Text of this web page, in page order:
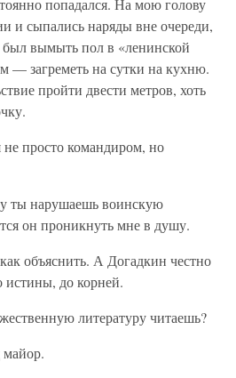
попадался. На мою голову
и сыпались наряды вне очереди,
вымыть пол в «ленинской
— загреметь на сутки на кухню.
пройти двести метров, хоть
просто командиром, но
ты нарушаешь воинскую
он проникнуть мне в душу.
объяснить. А Догадкин честно
истины, до корней.
литературу читаешь?